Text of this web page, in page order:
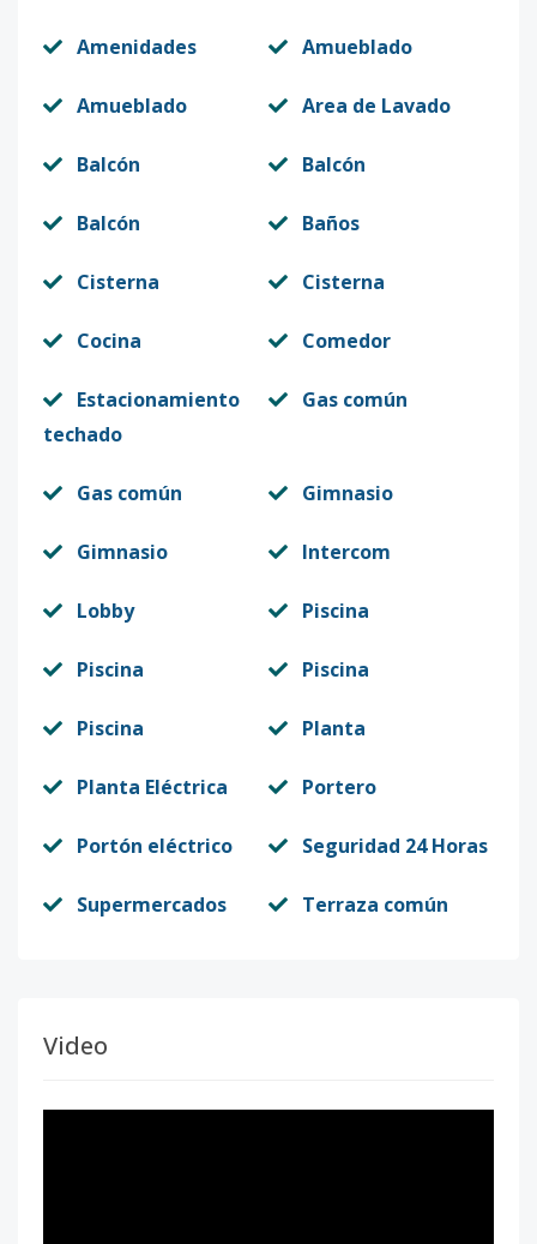
Amenidades Amueblado
Amueblado Area de Lavado
Balcón Balcón
Balcón Baños
Cisterna Cisterna
Cocina Comedor
Estacionamiento
techado
Gas común
Gas común Gimnasio
Gimnasio Intercom
Lobby Piscina
Piscina Piscina
Piscina Planta
Planta Eléctrica Portero
Portón eléctrico Seguridad 24 Horas
Supermercados Terraza común
Video